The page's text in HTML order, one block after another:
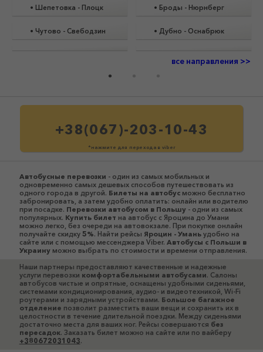
• Шепетовка - Плоцк
• Чутово - Свебодзин
• Броды - Нюрнберг
• Дубно - Оснабрюк
все направления >>
+38(067)-203-10-43
*нажмите для перехода в viber
Автобусные перевозки - один из самых мобильных и
одновременно самых дешевых способов путешествовать из
одного города в другой. Билеты на автобусможно бесплатно
забронировать, а затем удобно оплатить: онлайн или водителю
при посадке. Перевозки автобусом в Польшу- одни из самых
популярных. Купить билет на автобус с Яроцина до Умани
можно легко, без очереди на автовокзале. При покупке онлайн
получайте скидку 5%. Найти рейсы Яроцин - Уманьудобно на
сайте или с помощью мессенджера Viber. Автобусы c Польши в
Украинуможно выбрать по стоимости и времени отправления.
Наши партнеры предоставляют качественные и надежные
услуги перевозки комфортабельными автобусами. Салоны
автобусов чистые и опрятные, оснащены удобными сиденьями,
системами кондиционирования, аудио- и видеотехникой, Wi-Fi
роутерами и зарядными устройствами. Большое багажное
отделение позволит разместить ваши вещи и сохранить их в
целостности в течение длительной поездки. Между сиденьями
достаточно места для ваших ног. Рейсы совершаются без
пересадок. Заказать билет можно на сайте или по вайберу
+380672031043.